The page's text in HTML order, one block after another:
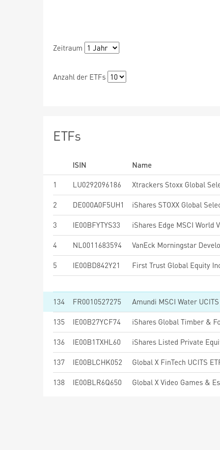
Zeitraum
Anzahl der ETFs
ETFs
ISIN
Name
1
LU0292096186
2 DE000A0F5UH1
3 IE00BFYTYS33
4 NL0011683594
5 IE00BD842Y21 First Trust Global Equity
134 FR0010527275 Amundi MSCI Water
135 IE00B27YCF74 iShares Global Timber &
136 IE00B1TXHL60 iShares Listed Private
137 IE00BLCHK052 Global X FinTech UCITS
138 IE00BLR6Q650 Global X Video Games &